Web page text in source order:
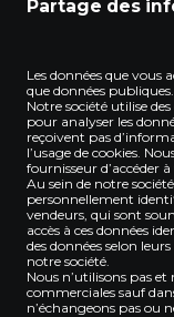
Partage des
Les données que vous
que données publiques.
Notre société utilise
pour analyser les
reçoivent pas
l’usage de cookies.
fournisseur d’accéder
Au sein de notre
personnellement
vendeurs, qui sont
accès à ces données
des données selon
notre société.
Nous n’utilisons pas
commerciales sauf
n’échangeons pas ou